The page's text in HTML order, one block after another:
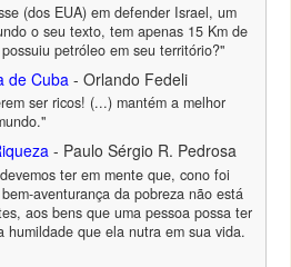
(dos EUA) em defender Israel, um
o seu texto, tem apenas 15 Km de
petróleo em seu território?"
de Cuba - Orlando Fedeli
ser ricos! (...) mantém a melhor
- Paulo Sérgio R. Pedrosa
ter em mente que, cono foi
aventurança da pobreza não está
aos bens que uma pessoa possa ter
humildade que ela nutra em sua vida.